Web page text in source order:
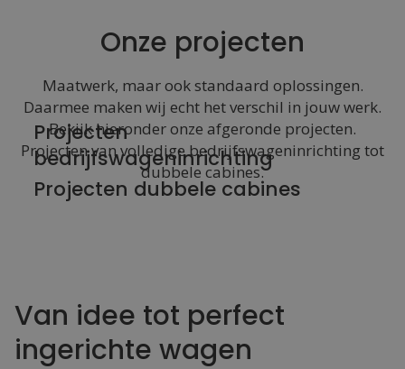
Onze projecten
Maatwerk, maar ook standaard oplossingen.
Daarmee maken wij echt het verschil in jouw werk.
Bekijk hieronder onze afgeronde projecten.
Projecten van volledige bedrijfswageninrichting tot
dubbele cabines.
Projecten
bedrijfswageninrichting
Projecten dubbele cabines
Van idee tot perfect
ingerichte wagen